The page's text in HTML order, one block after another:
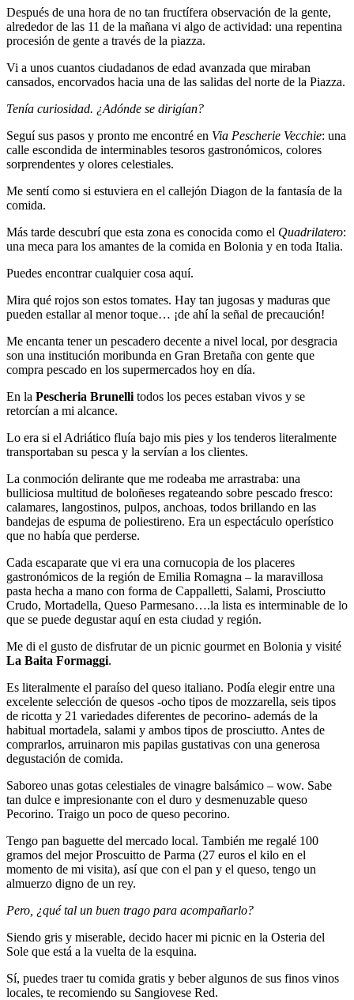
Después de una hora de no tan fructífera observación de la gente,
alrededor de las 11 de la mañana vi algo de actividad: una repentina
procesión de gente a través de la piazza.
Vi a unos cuantos ciudadanos de edad avanzada que miraban
cansados, encorvados hacia una de las salidas del norte de la Piazza.
Tenía curiosidad. ¿Adónde se dirigían?
Seguí sus pasos y pronto me encontré en Via Pescherie Vecchie: una
calle escondida de interminables tesoros gastronómicos, colores
sorprendentes y olores celestiales.
Me sentí como si estuviera en el callejón Diagon de la fantasía de la
comida.
Más tarde descubrí que esta zona es conocida como el Quadrilatero:
una meca para los amantes de la comida en Bolonia y en toda Italia.
Puedes encontrar cualquier cosa aquí.
Mira qué rojos son estos tomates. Hay tan jugosas y maduras que
pueden estallar al menor toque… ¡de ahí la señal de precaución!
Me encanta tener un pescadero decente a nivel local, por desgracia
son una institución moribunda en Gran Bretaña con gente que
compra pescado en los supermercados hoy en día.
En la Pescheria Brunelli todos los peces estaban vivos y se
retorcían a mi alcance.
Lo era si el Adriático fluía bajo mis pies y los tenderos literalmente
transportaban su pesca y la servían a los clientes.
La conmoción delirante que me rodeaba me arrastraba: una
bulliciosa multitud de boloñeses regateando sobre pescado fresco:
calamares, langostinos, pulpos, anchoas, todos brillando en las
bandejas de espuma de poliestireno. Era un espectáculo operístico
que no había que perderse.
Cada escaparate que vi era una cornucopia de los placeres
gastronómicos de la región de Emilia Romagna – la maravillosa
pasta hecha a mano con forma de Cappalletti, Salami, Prosciutto
Crudo, Mortadella, Queso Parmesano….la lista es interminable de lo
que se puede degustar aquí en esta ciudad y región.
Me di el gusto de disfrutar de un picnic gourmet en Bolonia y visité
La Baita Formaggi.
Es literalmente el paraíso del queso italiano. Podía elegir entre una
excelente selección de quesos -ocho tipos de mozzarella, seis tipos
de ricotta y 21 variedades diferentes de pecorino- además de la
habitual mortadela, salami y ambos tipos de prosciutto. Antes de
comprarlos, arruinaron mis papilas gustativas con una generosa
degustación de comida.
Saboreo unas gotas celestiales de vinagre balsámico – wow. Sabe
tan dulce e impresionante con el duro y desmenuzable queso
Pecorino. Traigo un poco de queso pecorino.
Tengo pan baguette del mercado local. También me regalé 100
gramos del mejor Proscuitto de Parma (27 euros el kilo en el
momento de mi visita), así que con el pan y el queso, tengo un
almuerzo digno de un rey.
Pero, ¿qué tal un buen trago para acompañarlo?
Siendo gris y miserable, decido hacer mi picnic en la Osteria del
Sole que está a la vuelta de la esquina.
Sí, puedes traer tu comida gratis y beber algunos de sus finos vinos
locales, te recomiendo su Sangiovese Red.